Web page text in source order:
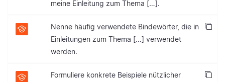
meine Einleitung zum Thema […].
Nenne häufig verwendete Bindewörter, die in
Einleitungen zum Thema […] verwendet
werden.
Formuliere konkrete Beispiele nützlicher